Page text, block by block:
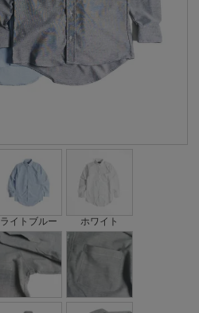
ライトブルー ホワイト